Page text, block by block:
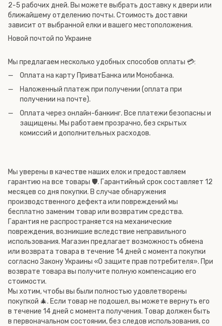
2-5 рабочих дней. Вы можете выбрать доставку к двери или
ближайшему отделению почты. Стоимость доставки
зависит от выбранной елки и вашего местоположения.
Новой почтой по Украине
Мы предлагаем несколько удобных способов оплаты 💳:
Оплата на карту ПриватБанка или Монобанка.
Наложенный платеж при получении (оплата при
получении на почте).
Оплата через онлайн-банкинг. Все платежи безопасны и
защищены. Мы работаем прозрачно, без скрытых
комиссий и дополнительных расходов.
Мы уверены в качестве наших елок и предоставляем
гарантию на все товары 🛡️. Гарантийный срок составляет 12
месяцев со дня покупки. В случае обнаружения
производственного дефекта или повреждений мы
бесплатно заменим товар или возвратим средства.
Гарантия не распространяется на механические
повреждения, возникшие вследствие неправильного
использования. Магазин предлагает возможность обмена
или возврата товара в течение 14 дней с момента покупки
согласно Закону Украины «О защите прав потребителя». При
возврате товара вы получите полную компенсацию его
стоимости.
Мы хотим, чтобы вы были полностью удовлетворены
покупкой 🎄. Если товар не подошел, вы можете вернуть его
в течение 14 дней с момента получения. Товар должен быть
в первоначальном состоянии, без следов использования, со